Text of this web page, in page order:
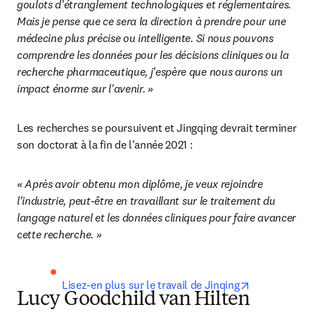
goulots d'étranglement technologiques et réglementaires.
Mais je pense que ce sera la direction à prendre pour une
médecine plus précise ou intelligente. Si nous pouvons
comprendre les données pour les décisions cliniques ou la
recherche pharmaceutique, j'espère que nous aurons un
impact énorme sur l'avenir. »
Les recherches se poursuivent et Jingqing devrait terminer
son doctorat à la fin de l'année 2021 :
« Après avoir obtenu mon diplôme, je veux rejoindre
l'industrie, peut-être en travaillant sur le traitement du
langage naturel et les données cliniques pour faire avancer
cette recherche. »
Lisez-en plus sur le travail de Jinqing
Lucy Goodchild van Hilten